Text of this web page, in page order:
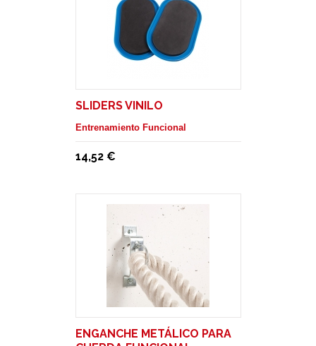
SLIDERS VINILO
Entrenamiento Funcional
14,52 €
ENGANCHE METÁLICO PARA